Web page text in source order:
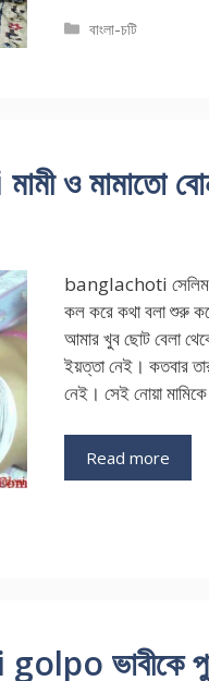
Categories
বাংলা-চটি
ও মামাতো
banglachoti সেলিম
কল করে কথা বলা শুরু
আমার খুব ছোট বেলা
ইয়ত্তা নেই। কতবার তার
নেই। সেই নোয়া
Read more
ভাবীকে